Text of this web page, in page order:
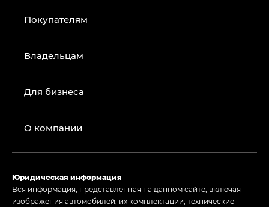
Покупателям
Владельцам
Для бизнеса
О компании
Юридическая информация
Вся информация, представленная на данном сайте, включая
изображения автомобилей, их комплектации, технические